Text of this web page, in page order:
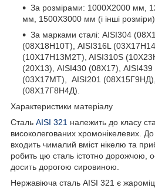
За розмірами: 1000Х2000 мм,
мм, 1500Х3000 мм (і інші
За марками сталі: AISI304
(08Х18Н10Т), AISI316L
(10Х17Н13М2T), AISI310S
(20Х13), AISI430 (08Х17),
(03Х17МТ), AISI201
(08Х17Г8Н4Д).
Характеристики матеріалу
Сталь AISI 321 належить до класу
високолегованих хромонікелевих. До
входить чималий вміст нікелю та
робить цю сталь істотно дорожчою,
досить дорогою сировиною.
Нержавіюча сталь AISI 321 є